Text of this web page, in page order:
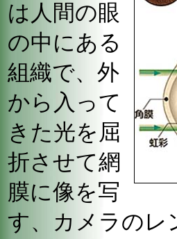
は人間の眼
の中にある
組織で、外
から入って
きた光を屈
折させて網
膜に像を写
す、カメラのレ